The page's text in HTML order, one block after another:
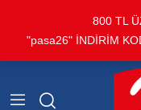
800 TL
"pasa26" İNDİRİM